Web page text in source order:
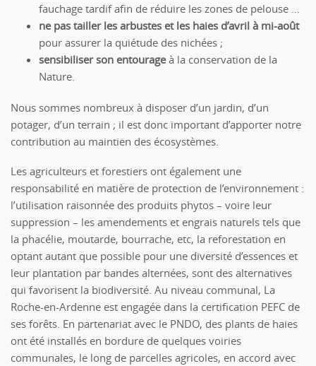
fauchage tardif afin de réduire les zones de pelouse …
ne pas tailler les arbustes et les haies d’avril à mi-août
pour assurer la quiétude des nichées ;
sensibiliser son entourageà la conservation de la
Nature.
Nous sommes nombreux à disposer d’un jardin, d’un
potager, d’un terrain ; il est donc important d’apporter notre
contribution au maintien des écosystèmes.
Les agriculteurs et forestiers ont également une
responsabilité en matière de protection de l’environnement :
l’utilisation raisonnée des produits phytos – voire leur
suppression – les amendements et engrais naturels tels que
la phacélie, moutarde, bourrache, etc, la reforestation en
optant autant que possible pour une diversité d’essences et
leur plantation par bandes alternées, sont des alternatives
qui favorisent la biodiversité. Au niveau communal, La
Roche-en-Ardenne est engagée dans la certification PEFC de
ses forêts. En partenariat avec le PNDO, des plants de haies
ont été installés en bordure de quelques voiries
communales, le long de parcelles agricoles, en accord avec